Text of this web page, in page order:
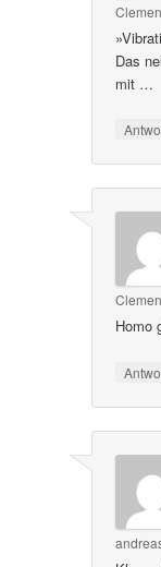
Das
mit …
Homo